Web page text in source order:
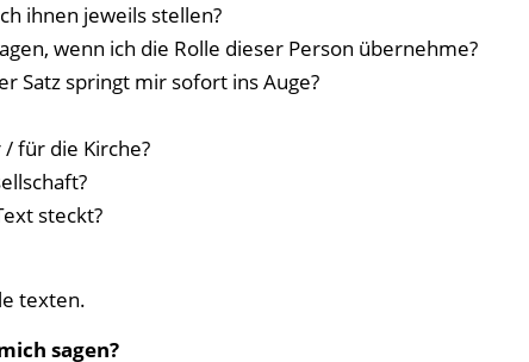
ihnen jeweils stellen?
wenn ich die Rolle dieser Person übernehme?
Satz springt mir sofort ins Auge?
für die Kirche?
steckt?
texten.
sagen?